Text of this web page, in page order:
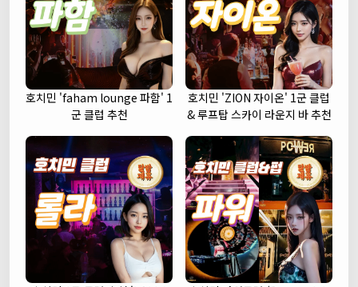
호치민 'faham lounge 파함' 1
군 클럽 추천
호치민 'ZION 자이온' 1군 클럽
& 루프탑 스카이 라운지 바 추천